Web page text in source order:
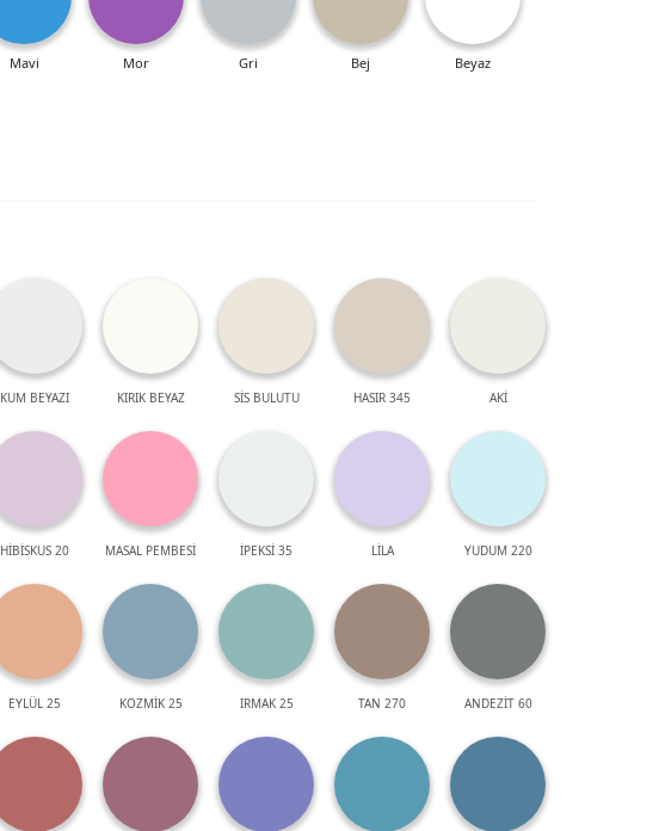
Mavi Mor Gri Bej Beyaz
KUM BEYAZI KIRIK BEYAZ SİS BULUTU HASIR 345 AKİ
HİBİSKUS 20 MASAL PEMBESİ İPEKSİ 35 LİLA YUDUM 220
EYLÜL 25 KOZMİK 25 IRMAK 25 TAN 270 ANDEZİT 60